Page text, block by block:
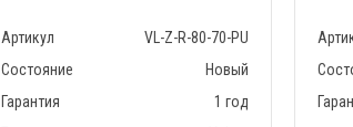
Артикул
VL-Z-R-80-70-PU
Состояние
Новый
Гарантия
1 год